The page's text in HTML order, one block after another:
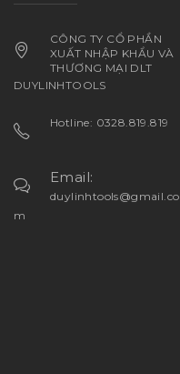
CÔNG TY CỔ PHẦN
XUẤT NHẬP KHẨU VÀ
THƯƠNG MẠI DLT
DUYLINHTOOLS
Hotline: 0328.819.819
Email:
duylinhtools@gmail.co
m